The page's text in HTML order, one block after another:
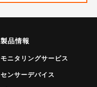
製品情報
モニタリングサービス
センサーデバイス